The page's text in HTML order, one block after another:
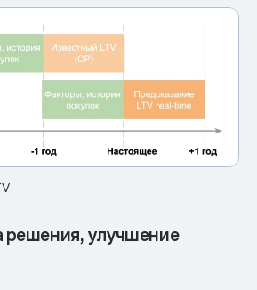
решения, улучшение